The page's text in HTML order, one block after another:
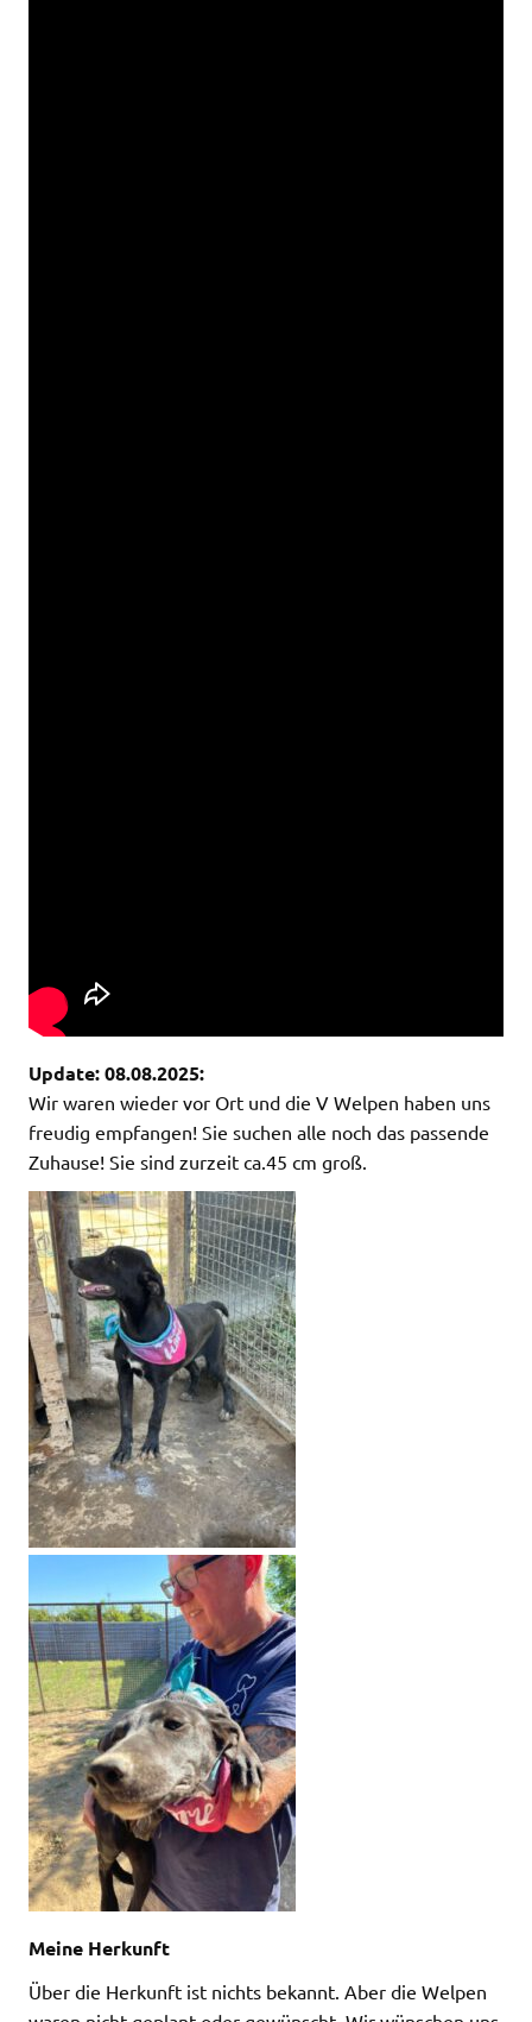
Update: 08.08.2025:
Wir waren wieder vor Ort und die V Welpen haben uns
freudig empfangen! Sie suchen alle noch das passende
Zuhause! Sie sind zurzeit ca.45 cm groß.
Meine Herkunft
Über die Herkunft ist nichts bekannt. Aber die Welpen